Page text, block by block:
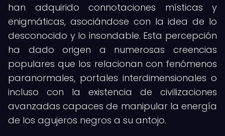
han adquirido connotaciones místicas y
enigmáticas, asociándose con la idea de lo
desconocido y lo insondable. Esta percepción
ha dado origen a numerosas creencias
populares que los relacionan con fenómenos
paranormales, portales interdimensionales o
incluso con la existencia de civilizaciones
avanzadas capaces de manipular la energía
de los agujeros negros a su antojo.